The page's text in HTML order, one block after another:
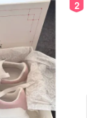
律师还穿过方领
领口，方中带
Double了。
2